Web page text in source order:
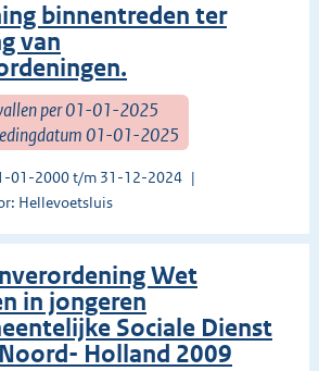
binnentreden ter
van
per 01-01-2025
01-01-2025
01-2000 t/m 31-12-2024
Hellevoetsluis
Wet
in jongeren
Sociale Dienst
Holland 2009